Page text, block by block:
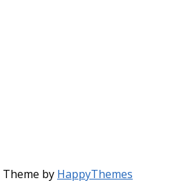
Theme by HappyThemes